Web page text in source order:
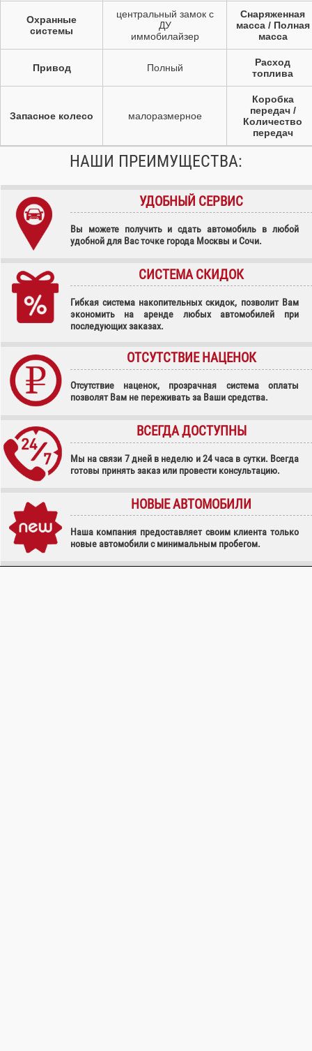
Охранные
системы
центральный замок с
ДУ
иммобилайзер
Снаряженная
масса / Полная
масса
Привод Полный
Расход
топлива
Запасное колесо малоразмерное
Коробка
передач /
Количество
передач
НАШИ ПРЕИМУЩЕСТВА:
УДОБНЫЙ СЕРВИС
Вы можете получить и сдать автомобиль в любой
удобной для Вас точке города Москвы и Сочи.
СИСТЕМА СКИДОК
Гибкая система накопительных скидок, позволит Вам
экономить на аренде любых автомобилей при
последующих заказах.
ОТСУТСТВИЕ НАЦЕНОК
Отсутствие наценок, прозрачная система оплаты
позволят Вам не переживать за Ваши средства.
ВСЕГДА ДОСТУПНЫ
Мы на связи 7 дней в неделю и 24 часа в сутки. Всегда
готовы принять заказ или провести консультацию.
НОВЫЕ АВТОМОБИЛИ
Наша компания предоставляет своим клиента только
новые автомобили с минимальным пробегом.